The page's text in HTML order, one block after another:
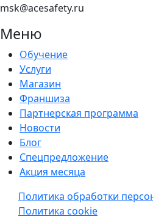
msk@acesafety.ru
Меню
Обучение
Услуги
Магазин
Франшиза
Партнерская программа
Новости
Блог
Спецпредложение
Акция месяца
Политика обработки
Политика cookie